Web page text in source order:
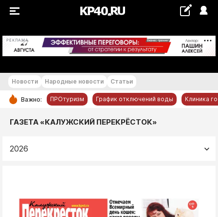
РЕКЛАМА +24...+25 °С
РУБРИКИ
Авто и транспорт
Благоустройство
Новости Народные новости Статьи
Важно: ПРОтуризм График отключений воды Клиника
ГАЗЕТА «КАЛУЖСКИЙ ПЕРЕКРЁСТОК»
2026